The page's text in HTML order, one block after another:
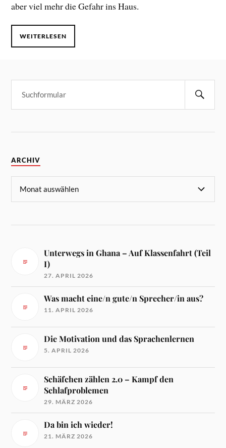
aber viel mehr die Gefahr ins Haus.
WEITERLESEN
ARCHIV
Unterwegs in Ghana – Auf Klassenfahrt (Teil
I)
27. APRIL 2026
Was macht eine/n gute/n Sprecher/in aus?
11. APRIL 2026
Die Motivation und das Sprachenlernen
5. APRIL 2026
Schäfchen zählen 2.0 – Kampf den
Schlafproblemen
29. MÄRZ 2026
Da bin ich wieder!
21. MÄRZ 2026